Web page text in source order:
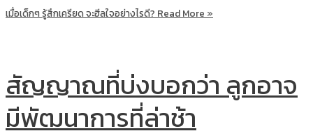
เมื่อเด็กๆ รู้สึกเครียด จะฮีลใจอย่างไรดี? Read More »
สัญญาณที่บ่งบอกว่า ลูกอาจ
มีพัฒนาการที่ล่าช้า